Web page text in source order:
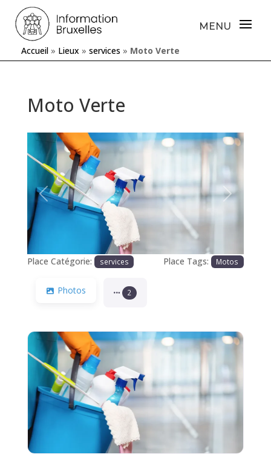
Accueil » Lieux » services » Moto Verte
Moto Verte
Précédente Prochaine
Place Catégorie: services Place Tags: Motos
Photos 2